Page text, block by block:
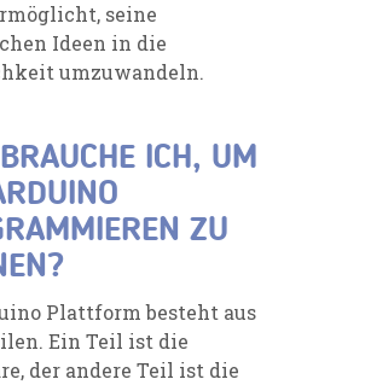
seine
Ideen in die
umzuwandeln.
ICH, UM
ZU
Plattform besteht aus
Ein Teil ist die
der andere Teil ist die